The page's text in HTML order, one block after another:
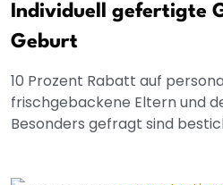
Individuell gefertigte
Geburt
10 Prozent Rabatt auf
frischgebackene Eltern und
Besonders gefragt sind